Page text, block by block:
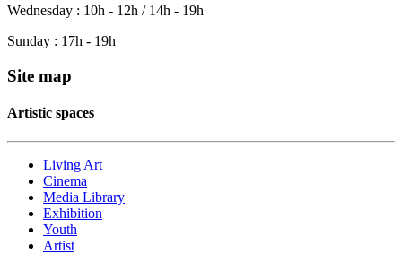
Wednesday : 10h - 12h / 14h - 19h
Sunday : 17h - 19h
Site map
Artistic spaces
Living Art
Cinema
Media Library
Exhibition
Youth
Artist